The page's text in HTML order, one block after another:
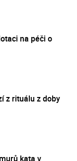
na péči o
z rituálu z doby
kata v